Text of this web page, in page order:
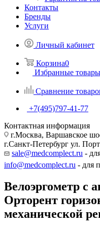
Контакты
Бренды
Услуги
Личный кабинет
Корзина0
Избранные товары
Сравнение
+7(495)797-41-77
Контактная информация
г.Москва, Варшавское
г.Санкт-Петербург ул.
sale@medcomplect.ru -
info@medcomplect.ru - для
Велоэргометр с
Орторент
механической